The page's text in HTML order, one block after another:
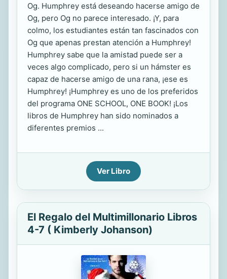
Og. Humphrey está deseando hacerse amigo de
Og, pero Og no parece interesado. ¡Y, para
colmo, los estudiantes están tan fascinados con
Og que apenas prestan atención a Humphrey!
Humphrey sabe que la amistad puede ser a
veces algo complicado, pero si un hámster es
capaz de hacerse amigo de una rana, ¡ese es
Humphrey! ¡Humphrey es uno de los preferidos
del programa ONE SCHOOL, ONE BOOK! ¡Los
libros de Humphrey han sido nominados a
diferentes premios ...
Ver Libro
El Regalo del Multimillonario Libros
4-7 ( Kimberly Johanson)